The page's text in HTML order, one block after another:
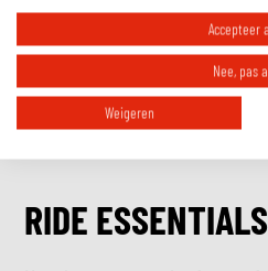
RIDE ESSENTIALS
Accepteer
Nee, pas
Weigeren